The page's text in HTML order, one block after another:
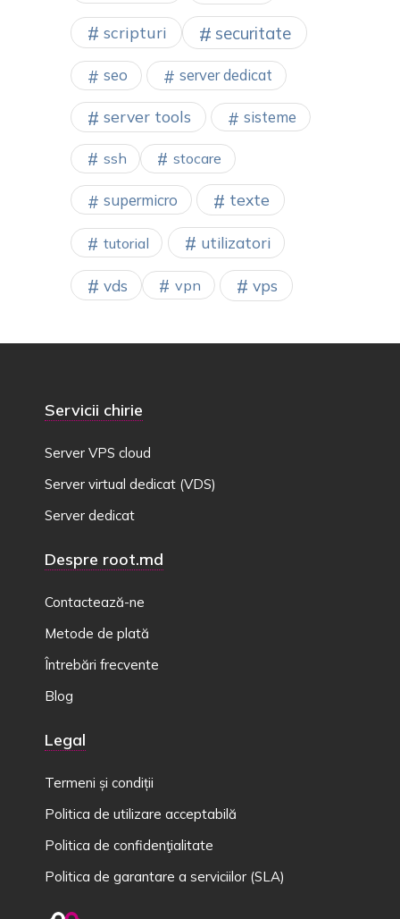
scripturi securitate
seo server dedicat
server tools sisteme
ssh stocare
supermicro texte
tutorial utilizatori
vds vpn vps
Servicii chirie
Server VPS cloud
Server virtual dedicat (VDS)
Server dedicat
Despre root.md
Contactează-ne
Metode de plată
Întrebări frecvente
Blog
Legal
Termeni și condiții
Politica de utilizare acceptabilă
Politica de confidenţialitate
Politica de garantare a serviciilor (SLA)